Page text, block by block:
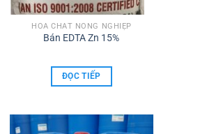
HÓA CHẤT NÔNG NGHIỆP
Bán EDTA Zn 15%
ĐỌC TIẾP